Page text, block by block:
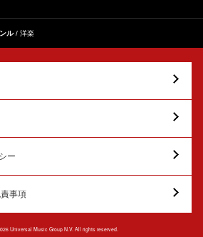
ル 洋楽
ー
事項
Universal Music Group N.V. All rights reserved.